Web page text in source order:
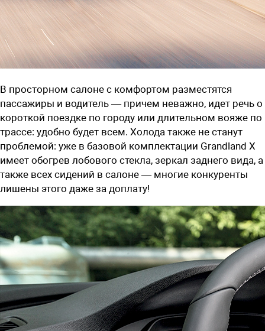
В просторном салоне с комфортом разместятся
пассажиры и водитель — причем неважно, идет речь о
короткой поездке по городу или длительном вояже по
трассе: удобно будет всем. Холода также не станут
проблемой: уже в базовой комплектации Grandland X
имеет обогрев лобового стекла, зеркал заднего вида, а
также всех сидений в салоне — многие конкуренты
лишены этого даже за доплату!